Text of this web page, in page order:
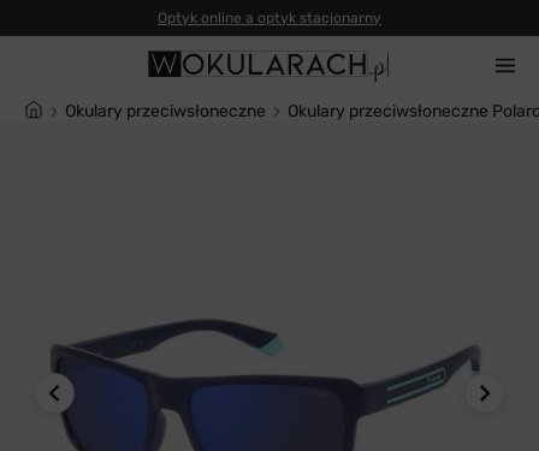
Okulary przeciwsłoneczne Okulary przeciwsłoneczne